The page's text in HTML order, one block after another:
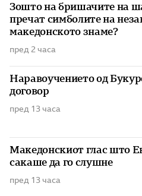
Зошто на бришачите на
пречат симболите на
македонското знаме?
пред 2 часа
Наравоучението од
договор
пред 13 часа
Македонскиот глас што
сакаше да го слушне
пред 13 часа